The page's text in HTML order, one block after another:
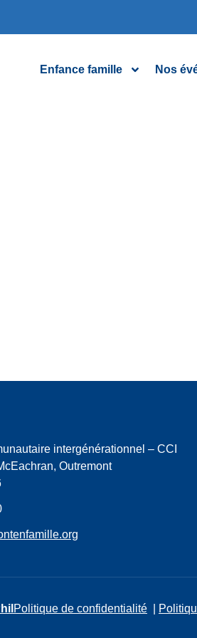
Enfance famille Nos
intergénérationnel – CCI
Outremont
Politique de confidentialité